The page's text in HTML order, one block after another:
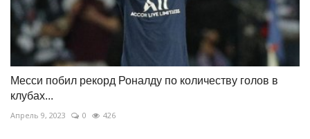
Месси побил рекорд Роналду по количеству голов в
клубах...
Апрель 9, 2023 0 426